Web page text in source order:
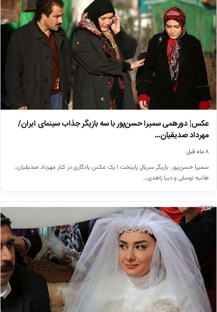
عکس| دورهمی سمیرا حسن‌پور با سه بازیگر جذاب سینمای ایران/
مهرداد صدیقیان…
۸ ماه قبل
سمیرا حسن‌پور، بازیگر سریال پایتخت ۱ یک عکس یادگاری در کنار مهرداد صدیقیان،
هانیه توسلی و دیبا زاهدی…
اخبار